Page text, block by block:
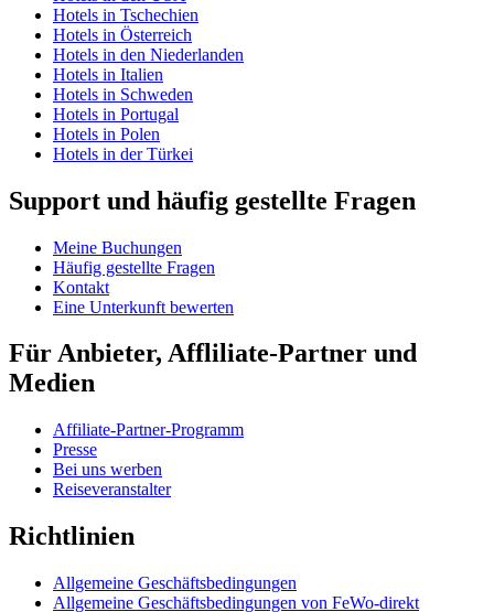
Hotels in Tschechien
Hotels in Österreich
Hotels in den Niederlanden
Hotels in Italien
Hotels in Schweden
Hotels in Portugal
Hotels in Polen
Hotels in der Türkei
Support und häufig gestellte Fragen
Meine Buchungen
Häufig gestellte Fragen
Kontakt
Eine Unterkunft bewerten
Für Anbieter, Affliliate-Partner und
Medien
Affiliate-Partner-Programm
Presse
Bei uns werben
Reiseveranstalter
Richtlinien
Allgemeine Geschäftsbedingungen
Allgemeine Geschäftsbedingungen von FeWo-direkt